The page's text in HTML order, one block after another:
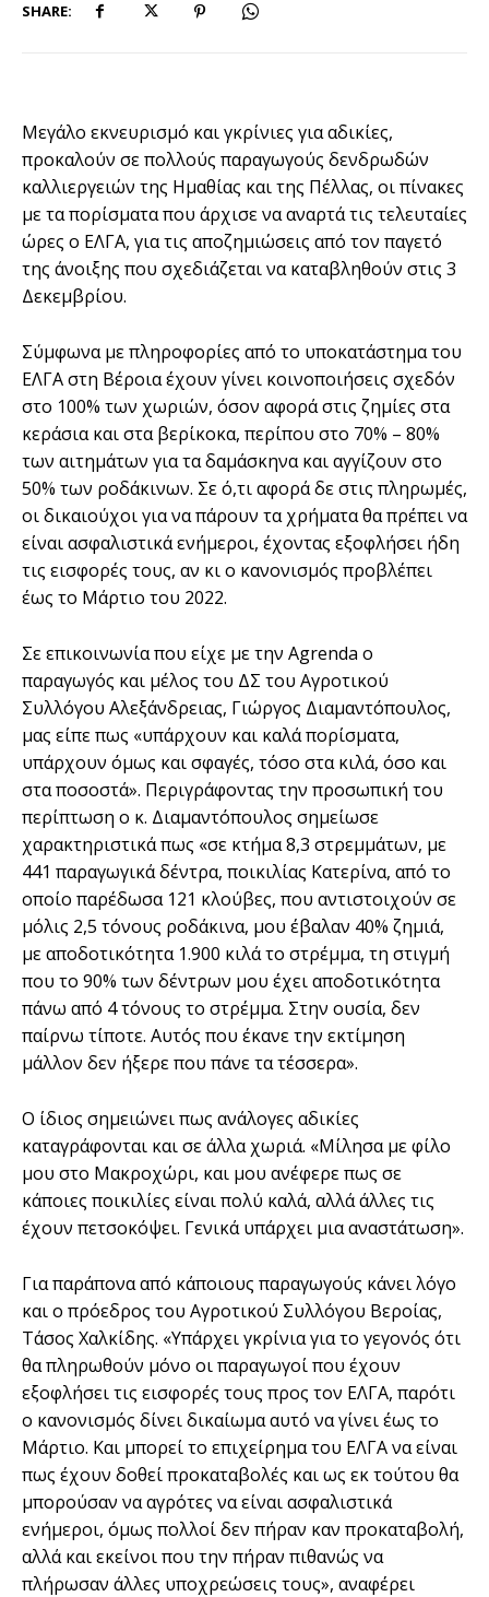
SHARE:
Μεγάλο εκνευρισμό και γκρίνιες για αδικίες,
προκαλούν σε πολλούς παραγωγούς δενδρωδών
καλλιεργειών της Ημαθίας και της Πέλλας, οι πίνακες
με τα πορίσματα που άρχισε να αναρτά τις τελευταίες
ώρες ο ΕΛΓΑ, για τις αποζημιώσεις από τον παγετό
της άνοιξης που σχεδιάζεται να καταβληθούν στις 3
Δεκεμβρίου.
Σύμφωνα με πληροφορίες από το υποκατάστημα του
ΕΛΓΑ στη Βέροια έχουν γίνει κοινοποιήσεις σχεδόν
στο 100% των χωριών, όσον αφορά στις ζημίες στα
κεράσια και στα βερίκοκα, περίπου στο 70% – 80%
των αιτημάτων για τα δαμάσκηνα και αγγίζουν στο
50% των ροδάκινων. Σε ό,τι αφορά δε στις πληρωμές,
οι δικαιούχοι για να πάρουν τα χρήματα θα πρέπει να
είναι ασφαλιστικά ενήμεροι, έχοντας εξοφλήσει ήδη
τις εισφορές τους, αν κι ο κανονισμός προβλέπει
έως το Μάρτιο του 2022.
Σε επικοινωνία που είχε με την Agrenda ο
παραγωγός και μέλος του ΔΣ του Αγροτικού
Συλλόγου Αλεξάνδρειας, Γιώργος Διαμαντόπουλος,
μας είπε πως «υπάρχουν και καλά πορίσματα,
υπάρχουν όμως και σφαγές, τόσο στα κιλά, όσο και
στα ποσοστά». Περιγράφοντας την προσωπική του
περίπτωση ο κ. Διαμαντόπουλος σημείωσε
χαρακτηριστικά πως «σε κτήμα 8,3 στρεμμάτων, με
441 παραγωγικά δέντρα, ποικιλίας Κατερίνα, από το
οποίο παρέδωσα 121 κλούβες, που αντιστοιχούν σε
μόλις 2,5 τόνους ροδάκινα, μου έβαλαν 40% ζημιά,
με αποδοτικότητα 1.900 κιλά το στρέμμα, τη στιγμή
που το 90% των δέντρων μου έχει αποδοτικότητα
πάνω από 4 τόνους το στρέμμα. Στην ουσία, δεν
παίρνω τίποτε. Αυτός που έκανε την εκτίμηση
μάλλον δεν ήξερε που πάνε τα τέσσερα».
Ο ίδιος σημειώνει πως ανάλογες αδικίες
καταγράφονται και σε άλλα χωριά. «Μίλησα με φίλο
μου στο Μακροχώρι, και μου ανέφερε πως σε
κάποιες ποικιλίες είναι πολύ καλά, αλλά άλλες τις
έχουν πετσοκόψει. Γενικά υπάρχει μια αναστάτωση».
Για παράπονα από κάποιους παραγωγούς κάνει λόγο
και ο πρόεδρος του Αγροτικού Συλλόγου Βεροίας,
Τάσος Χαλκίδης. «Υπάρχει γκρίνια για το γεγονός ότι
θα πληρωθούν μόνο οι παραγωγοί που έχουν
εξοφλήσει τις εισφορές τους προς τον ΕΛΓΑ, παρότι
ο κανονισμός δίνει δικαίωμα αυτό να γίνει έως το
Μάρτιο. Και μπορεί το επιχείρημα του ΕΛΓΑ να είναι
πως έχουν δοθεί προκαταβολές και ως εκ τούτου θα
μπορούσαν να αγρότες να είναι ασφαλιστικά
ενήμεροι, όμως πολλοί δεν πήραν καν προκαταβολή,
αλλά και εκείνοι που την πήραν πιθανώς να
πλήρωσαν άλλες υποχρεώσεις τους», αναφέρει